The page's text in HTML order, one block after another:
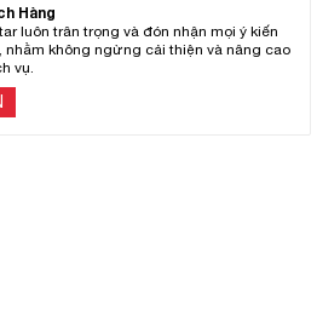
Hàng
luôn trân trọng và đón nhận mọi ý kiến
nhằm không ngừng cải thiện và nâng cao
vụ.